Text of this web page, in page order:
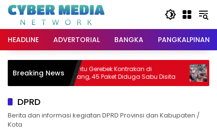
Langsung
konten
HEADLINE
ADVERTORIAL BANGKA PANGKALPINANG
Breaking NewsTim Hantu Gerebek Kontrakan di
Tempilang, 45 Paket Diduga Sabu Disita
Kantor
Diterima
DPRD
Berita dan informasi kegiatan DPRD Provinsi dan Kabupaten /
Kota